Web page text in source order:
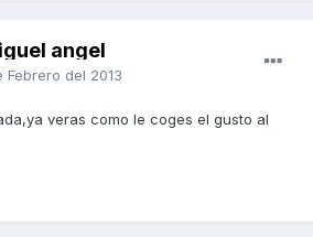
angel
Febrero del 2013
veras como le coges el gusto al